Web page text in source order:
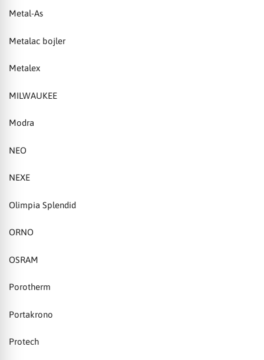
Metal-As
Metalac bojler
Metalex
MILWAUKEE
Modra
NEO
NEXE
Olimpia Splendid
ORNO
OSRAM
Porotherm
Portakrono
Protech